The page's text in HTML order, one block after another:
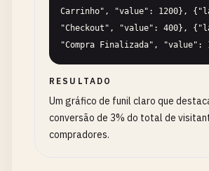
Carrinho", "value": 1200},
"Checkout", "value": 400},
"Compra Finalizada", "value":
RESULTADO
Um gráfico de funil claro que
conversão de 3% do total de
compradores.